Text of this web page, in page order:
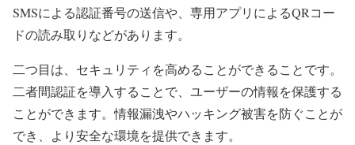
SMSによる認証番号の送信や、専用アプリによるQRコー
ドの読み取りなどがあります。
二つ目は、セキュリティを高めることができることです。
二者間認証を導入することで、ユーザーの情報を保護する
ことができます。情報漏洩やハッキング被害を防ぐことが
でき、より安全な環境を提供できます。